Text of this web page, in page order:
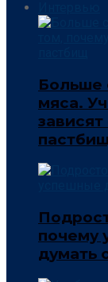
Больше
мяса.
почему
думать